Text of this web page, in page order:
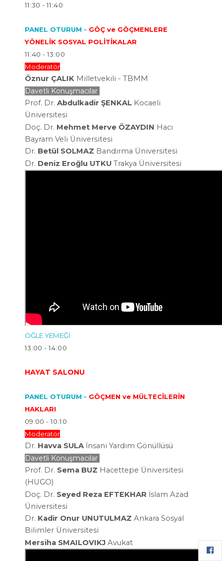
11:30 - 11:40
PANEL OTURUM - GÖÇ ve GÖÇMENLERE
YÖNELİK SOSYAL POLİTİKALAR
11:40 - 13:00
Moderatör
Öznur ÇALIK Milletvekili - TBMM
Davetli Konuşmacılar
Prof. Dr. Abdulkadir ŞENKAL Kocaeli
Üniversitesi
Doç. Dr. Mehmet Merve ÖZAYDIN Hacı
Bayram Veli Üniversitesi
Dr. Betül SOLMAZ Bandırma Üniversitesi
Dr. Deniz Eroğlu UTKU Trakya Üniversitesi
ÖĞLE YEMEĞİ
13:00 - 14:00
HAYAT SALONU
PANEL OTURUM - GÖÇMEN ve MÜLTECİLERİN
HAKLARI
09:00 - 10:10
Moderatör
Dr. Havva SULA İnsani Yardım Gönüllüsü
Davetli Konuşmacılar
Prof. Dr. Sema BUZ Hacettepe Üniversitesi
(HUGO)
Doç. Dr. Seyed Reza EFTEKHAR İslam Azad
Üniversitesi
Dr. Kadir Onur UNUTULMAZ Ankara Sosyal
Bilimler Üniversitesi
Mersiha SMAILOVIKJ Avukat